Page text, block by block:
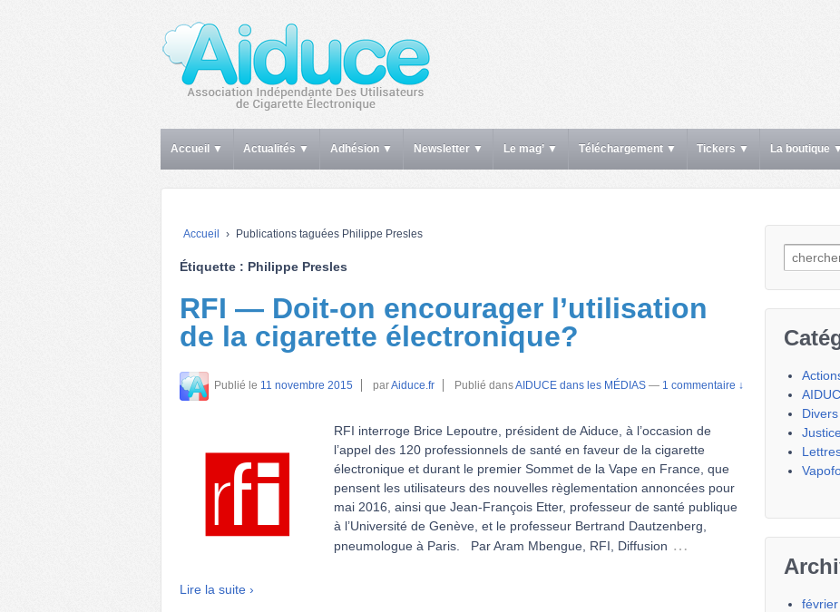
Accueil ▼ Actualités ▼ Adhésion ▼ Newsletter ▼ Le mag’ ▼ Téléchargement ▼ Tickers ▼ La boutique
Accueil › Publications taguées Philippe Presles
Étiquette : Philippe Presles
RFI — Doit-on encourager l’utilisation
de la cigarette électronique?
Publié le 11 novembre 2015 parAiduce.fr Publié dansAIDUCE dans les MÉDIAS — 1 commentaire ↓
RFI interroge Brice Lepoutre, président de Aiduce, à l’occasion de
l’appel des 120 professionnels de santé en faveur de la cigarette
électronique et durant le premier Sommet de la Vape en France, que
pensent les utilisateurs des nouvelles règlementation annoncées pour
mai 2016, ainsi que Jean-François Etter, professeur de santé publique
à l’Université de Genève, et le professeur Bertrand Dautzenberg,
pneumologue à Paris. Par Aram Mbengue, RFI, Diffusion …
Lire la suite ›
Divers